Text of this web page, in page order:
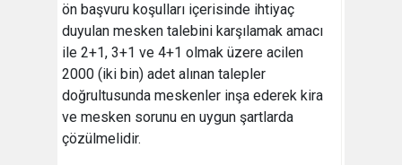
ön başvuru koşulları içerisinde ihtiyaç
duyulan mesken talebini karşılamak amacı
ile 2+1, 3+1 ve 4+1 olmak üzere acilen
2000 (iki bin) adet alınan talepler
doğrultusunda meskenler inşa ederek kira
ve mesken sorunu en uygun şartlarda
çözülmelidir.